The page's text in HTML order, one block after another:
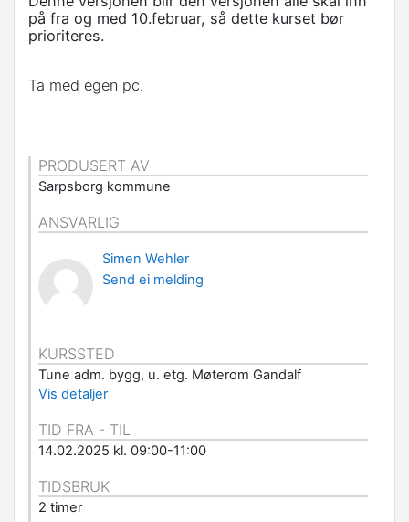
på fra og med 10.februar, så dette kurset bør
prioriteres.
Ta med egen pc.
PRODUSERT AV
Sarpsborg kommune
ANSVARLIG
Simen Wehler
Send ei melding
KURSSTED
Tune adm. bygg, u. etg. Møterom Gandalf
Vis detaljer
TID FRA - TIL
14.02.2025 kl. 09:00-11:00
TIDSBRUK
2 timer